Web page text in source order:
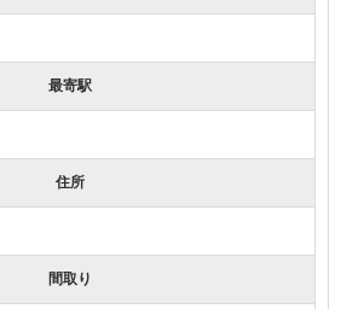
最寄駅
住所
間取り